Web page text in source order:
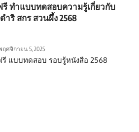
ทำแบบทดสอบความรู้เกี่ยวกับ
ำริ สกร สวนผึ้ง 2568
ฤศจิกายน 5, 2025